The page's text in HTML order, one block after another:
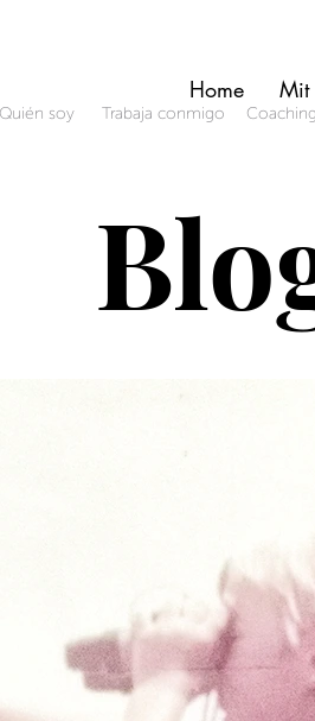
Home Mit
Quién soy Trabaja conmigo